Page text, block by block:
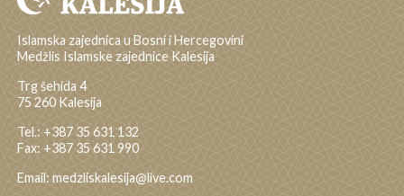
Islamska zajednica u Bosni i Hercegovini
Medžlis Islamske zajednice Kalesija
Trg šehida 4
75 260 Kalesija
Tel.: +387 35 631 132
Fax: +387 35 631 990
Email: medzliskalesija@live.com